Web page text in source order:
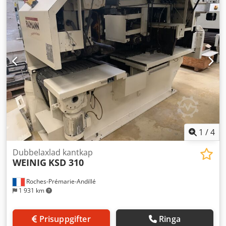
transportörer: skruvtransportör, hinktransportör,
kedjetransportörer (walking floor för lastbilsfyllning) 3.
Kompletterande maskiner: - 3-1 E. Gillet klingbandsåg med
tillhörande transportörer, manipulator och matarverk - 3-2
Snickarbandsåg (800 mm) - 3-3 Pallkloss-kapsåg
(stjärnmagasin) - 3-4 SOCOLEST Valdoi dubbelsidigt
kantsåg, transportörer, kaprondell - 3-5 VEB STANDARD
enaxlig formatsåg - 3-6 STVO enaxlig formatsåg
1 /4
Roches-Prémarie-Andillé
1 931 km
Dubbelaxlad kantkap
WEINIG KSD 310
Prisuppgifter Ringa